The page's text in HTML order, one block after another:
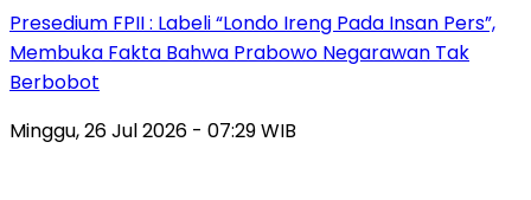
Presedium FPII : Labeli “Londo Ireng Pada Insan Pers”,
Membuka Fakta Bahwa Prabowo Negarawan Tak
Berbobot
Minggu, 26 Jul 2026 - 07:29 WIB